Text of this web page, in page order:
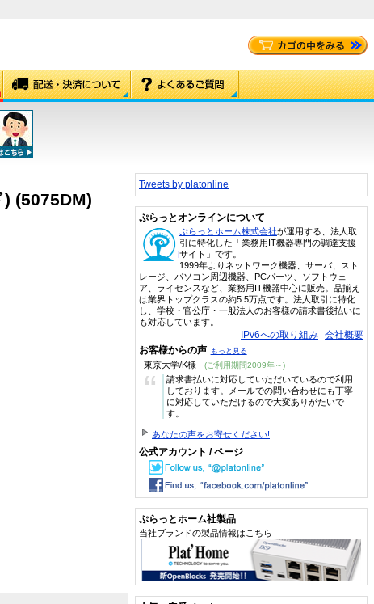
(5075DM)
Tweets by platonline
ぷらっとオンラインについて
ぷらっとホーム株式会社が運用する、法人取
引に特化した「業務用IT機器専門の調達支援
サイト」です。
1999年よりネットワーク機器、サーバ、スト
レージ、パソコン周辺機器、PCパーツ、ソフトウェ
ア、ライセンスなど、業務用IT機器中心に販売。品揃え
は業界トップクラスの約5.5万点です。法人取引に特化
し、学校・官公庁・一般法人のお客様の請求書後払いに
も対応しています。
IPv6への取り組み 会社概要
お客様からの声 もっと見る
東京大学/K様 (ご利用期間2009年～)
“
請求書払いに対応していただいているので利用
しております。メールでの問い合わせにも丁寧
に対応していただけるので大変ありがたいで
す。
あなたの声をお寄せください!
公式アカウント / ページ
ぷらっとホーム社製品
当社ブランドの製品情報はこちら